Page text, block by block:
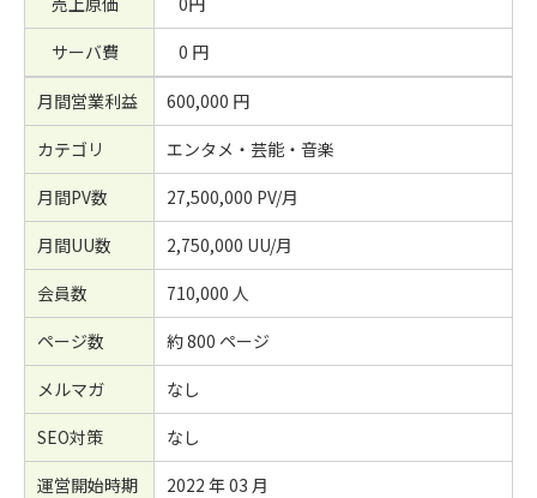
サーバ費
0 円
月間営業利益
600,000 円
カテゴリ
エンタメ・芸能・音楽
月間PV数
27,500,000 PV/月
月間UU数
2,750,000 UU/月
会員数
710,000 人
ページ数
約 800 ページ
メルマガ
なし
SEO対策
なし
運営開始時期
2022 年 03 月